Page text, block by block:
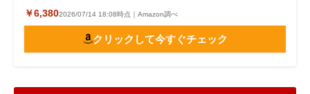
￥6,3802026/07/14 18:08時点｜Amazon調べ
クリックして今すぐチェック